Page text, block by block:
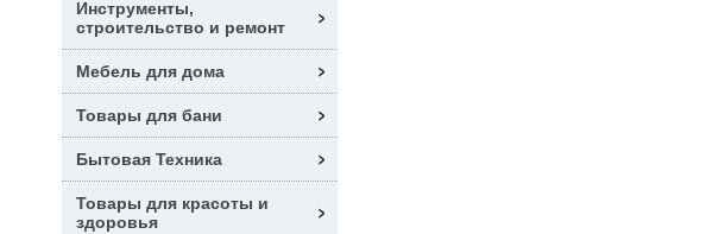
Инструменты,
строительство и ремонт
Мебель для дома
Товары для бани
Бытовая Техника
Товары для красоты и
здоровья